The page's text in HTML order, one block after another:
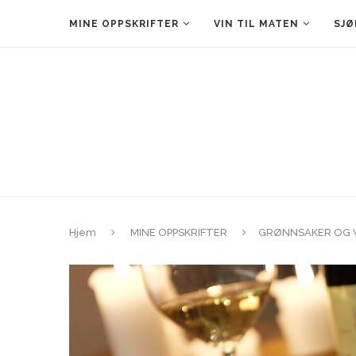
MINE OPPSKRIFTER VIN TIL MATEN
Hjem MINE OPPSKRIFTER GRØNNSAKER OG